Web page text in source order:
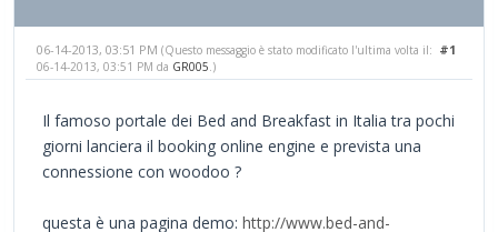
#1
06-14-2013, 03:51 PM (Questo messaggio è stato modificato l'ultima volta il:
06-14-2013, 03:51 PM da GR005 .)
Il famoso portale dei Bed and Breakfast in Italia tra pochi
giorni lanciera il booking online engine e prevista una
connessione con woodoo ?
questa è una pagina demo: http://www.bed-and-